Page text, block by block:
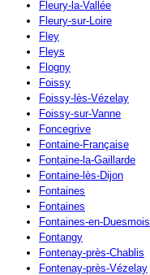
Fleury-la-Vallée
Fleury-sur-Loire
Fley
Fleys
Flogny
Foissy
Foissy-lès-Vézelay
Foissy-sur-Vanne
Foncegrive
Fontaine-Française
Fontaine-la-Gaillarde
Fontaine-lès-Dijon
Fontaines
Fontaines
Fontaines-en-Duesmois
Fontangy
Fontenay-près-Chablis
Fontenay-près-Vézelay